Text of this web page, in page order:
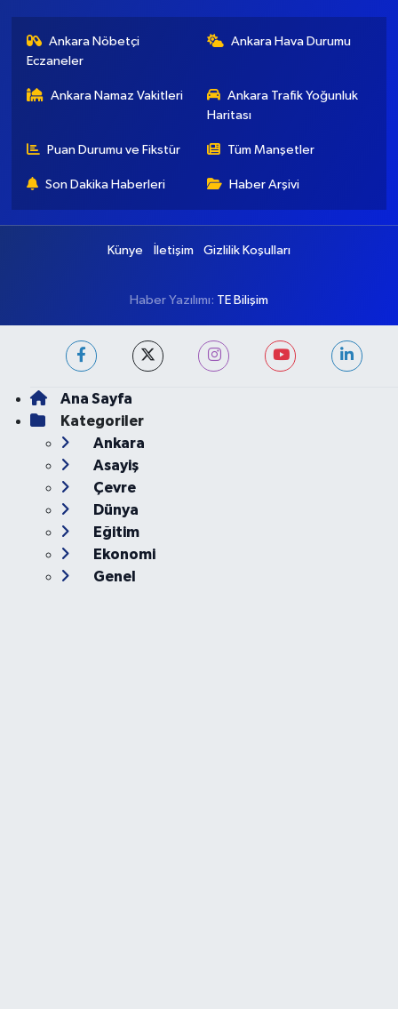
Ankara Nöbetçi
Eczaneler
Ankara Hava Durumu
Ankara Namaz Vakitleri
Ankara Trafik Yoğunluk
Haritası
Puan Durumu ve Fikstür Tüm Manşetler
Son Dakika Haberleri Haber Arşivi
Künye İletişim Gizlilik Koşulları
Haber Yazılımı: TE Bilişim
Ana Sayfa
Kategoriler
Ankara
Asayiş
Çevre
Dünya
Eğitim
Ekonomi
Genel